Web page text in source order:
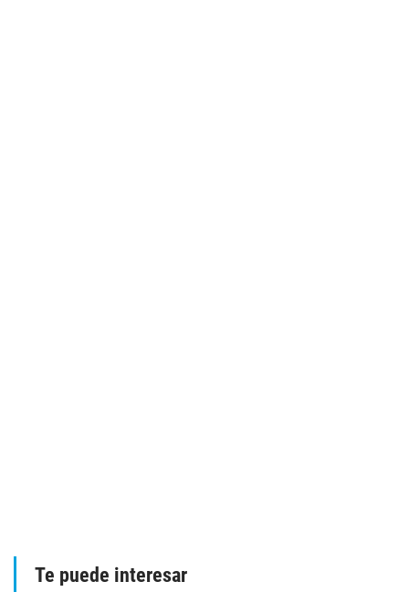
Te puede interesar